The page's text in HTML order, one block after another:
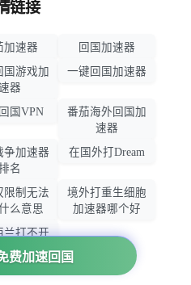
费加速回国
链接
加速器
回国加速器
国游戏加
器
一键回国加速器
国VPN
番茄海外回国加
速器
争加速器
名
在国外打Dream
限制无法
么意思
境外打重生细胞
加速器哪个好
兰打不开
慧怎么办